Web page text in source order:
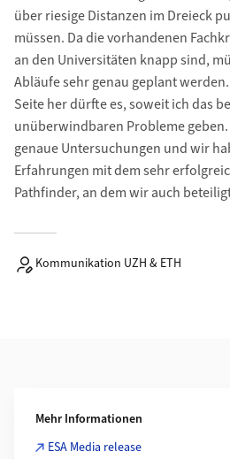
über riesige Distanzen im Dreieck
müssen. Da die vorhandenen
an den Universitäten knapp sind,
Abläufe sehr genau geplant
Seite her dürfte es, soweit ich das
unüberwindbaren Probleme
genaue Untersuchungen und wir
Erfahrungen mit dem sehr
Pathfinder, an dem wir auch
Kommunikation UZH & ETH
Mehr Informationen
ESA Media release